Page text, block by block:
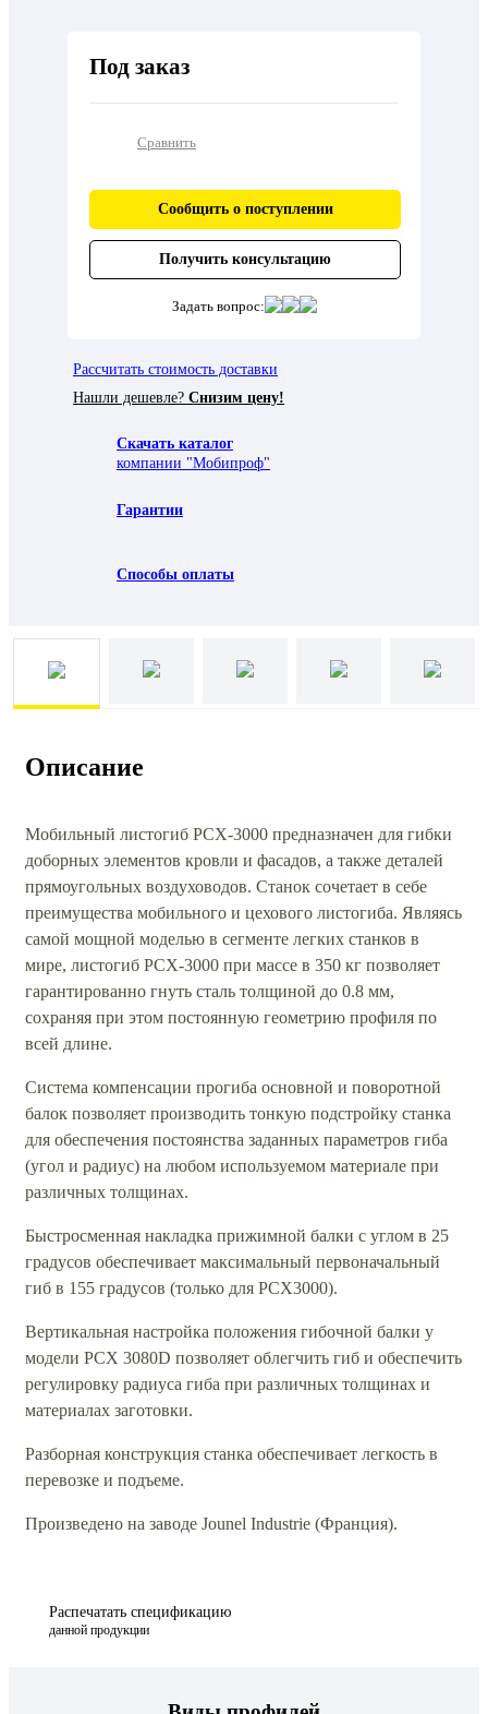
Под заказ
Сравнить
Сообщить о поступлении
Получить консультацию
Задать вопрос:
Рассчитать стоимость доставки
Нашли дешевле? Снизим цену!
Скачать каталог
компании "Мобипроф"
Гарантии
Способы оплаты
Описание
Мобильный листогиб РСХ-3000 предназначен для гибки
доборных элементов кровли и фасадов, а также деталей
прямоугольных воздуховодов. Станок сочетает в себе
преимущества мобильного и цехового листогиба. Являясь
самой мощной моделью в сегменте легких станков в
мире, листогиб РСХ-3000 при массе в 350 кг позволяет
гарантированно гнуть сталь толщиной до 0.8 мм,
сохраняя при этом постоянную геометрию профиля по
всей длине.
Система компенсации прогиба основной и поворотной
балок позволяет производить тонкую подстройку станка
для обеспечения постоянства заданных параметров гиба
(угол и радиус) на любом используемом материале при
различных толщинах.
Быстросменная накладка прижимной балки с углом в 25
градусов обеспечивает максимальный первоначальный
гиб в 155 градусов (только для PCX3000).
Вертикальная настройка положения гибочной балки у
модели PCX 3080D позволяет облегчить гиб и обеспечить
регулировку радиуса гиба при различных толщинах и
материалах заготовки.
Разборная конструкция станка обеспечивает легкость в
перевозке и подъеме.
Произведено на заводе Jounel Industrie (Франция).
Распечатать спецификацию
данной продукции